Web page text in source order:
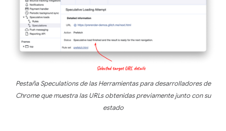
Pestaña Speculations de las Herramientas para desarrolladores de
Chrome que muestra las URLs obtenidas previamente junto con su
estado